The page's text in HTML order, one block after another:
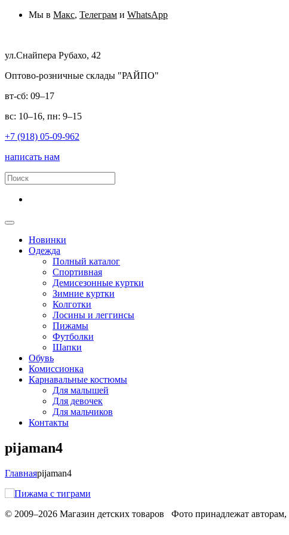
Мы в Макс, Телеграм и WhatsApp
ул.Снайпера Рубахо, 42
Оптово-розничные склады "РАЙПО"
вт-сб: 09–17
вс: 10–16, пн: 9–15
+7 (918) 05-09-962
написать нам
Новинки
Одежда
Полный каталог
Спортивная
Демисезонные куртки
Зимние куртки
Колготки
Лосины и леггинсы
Пижамы
Футболки
Шапки
Обувь
Комиссионка
Карнавальные костюмы
Для малышей
Для девочек
Для мальчиков
Контакты
pijaman4
Главнаяpijaman4
© 2009–2026 Магазин детских товаров Фото принадлежат авторам,